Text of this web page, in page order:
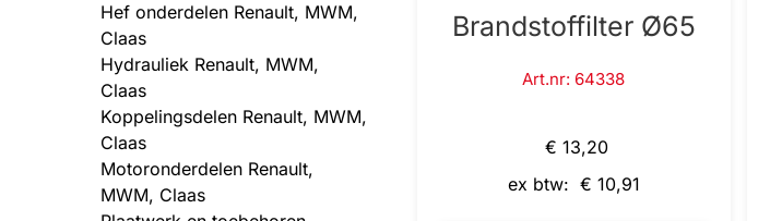
Hef onderdelen Renault, MWM,
Claas
Hydrauliek Renault, MWM,
Claas
Koppelingsdelen Renault, MWM,
Claas
Motoronderdelen Renault,
MWM, Claas
Brandstoffilter Ø65
Art.nr: 64338
€ 13,20
ex btw: € 10,91